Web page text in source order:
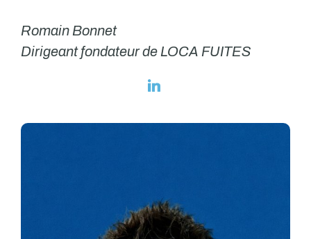
Romain Bonnet
Dirigeant fondateur de LOCA FUITES